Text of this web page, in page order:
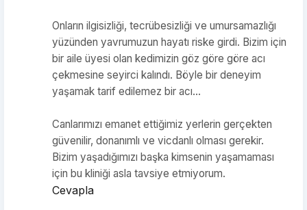
Onların ilgisizliği, tecrübesizliği ve umursamazlığı
yüzünden yavrumuzun hayatı riske girdi. Bizim için
bir aile üyesi olan kedimizin göz göre göre acı
çekmesine seyirci kalındı. Böyle bir deneyim
yaşamak tarif edilemez bir acı…
Canlarımızı emanet ettiğimiz yerlerin gerçekten
güvenilir, donanımlı ve vicdanlı olması gerekir.
Bizim yaşadığımızı başka kimsenin yaşamaması
için bu kliniği asla tavsiye etmiyorum.
Cevapla